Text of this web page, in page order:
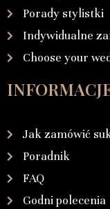
Porady stylistki
Indywidualne
Choose your
Jak zamówić
Poradnik
FAQ
Godni polecenia